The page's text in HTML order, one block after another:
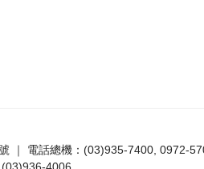
｜ 電話總機：(03)935-7400, 0972-